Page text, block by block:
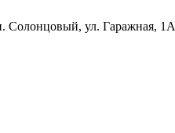
Солонцовый, ул. Гаражная, 1А